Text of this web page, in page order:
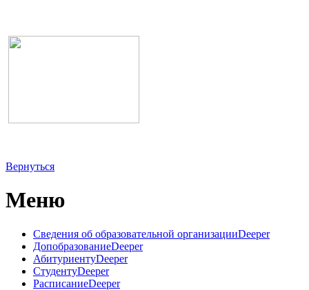
Вернуться
Меню
Сведения об образовательной организацииDeeper
ДопобразованиеDeeper
АбитуриентуDeeper
СтудентуDeeper
РасписаниеDeeper